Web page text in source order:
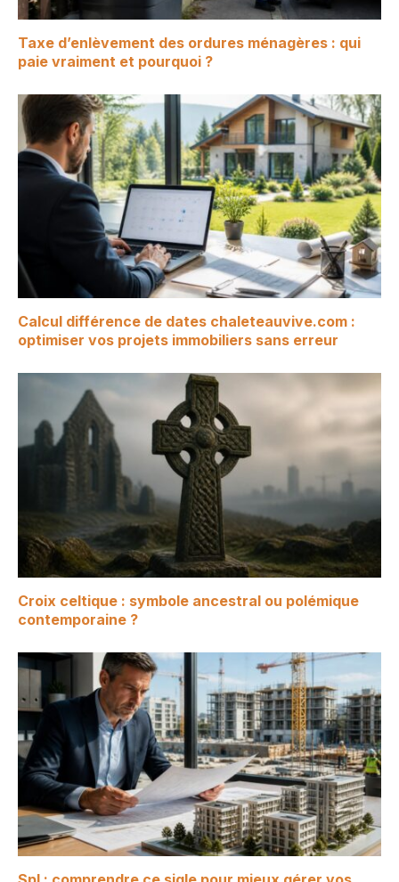
Taxe d’enlèvement des ordures ménagères : qui
paie vraiment et pourquoi ?
Calcul différence de dates chaleteauvive.com :
optimiser vos projets immobiliers sans erreur
Croix celtique : symbole ancestral ou polémique
contemporaine ?